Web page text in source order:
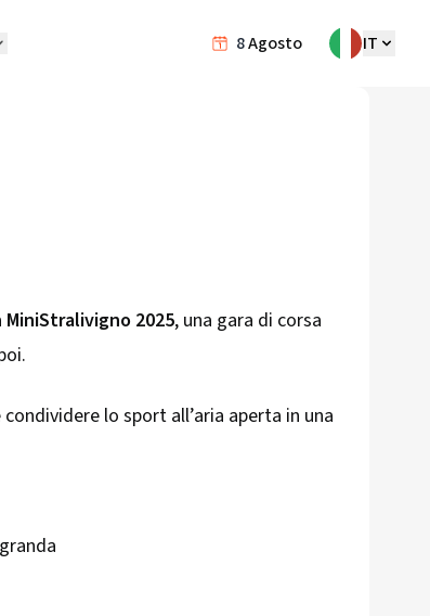
8Agosto IT
MiniStralivigno 2025, una gara di corsa
lo sport all’aria aperta in una